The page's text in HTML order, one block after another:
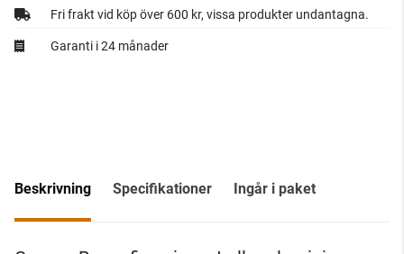
Fri frakt vid köp över 600 kr, vissa produkter undantagna.
Garanti i 24 månader
Beskrivning Specifikationer Ingår i paket